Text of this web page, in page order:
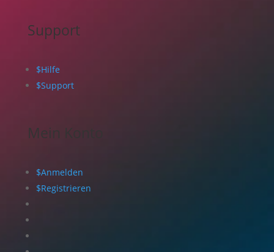
Support
$Hilfe
$Support
Mein Konto
$Anmelden
$Registrieren